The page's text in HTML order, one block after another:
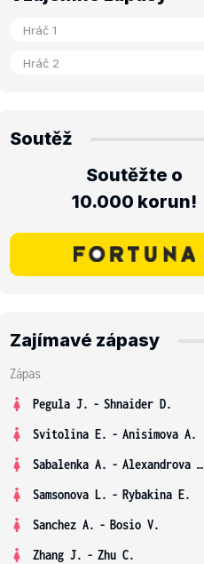
Soutěž
Soutěžte o
10.000 korun!
Zajímavé zápasy
Zápas
Pegula J. - Shnaider D.
Svitolina E. - Anisimova A.
Sabalenka A. - Alexandrova E.
Samsonova L. - Rybakina E.
Sanchez A. - Bosio V.
Zhang J. - Zhu C.